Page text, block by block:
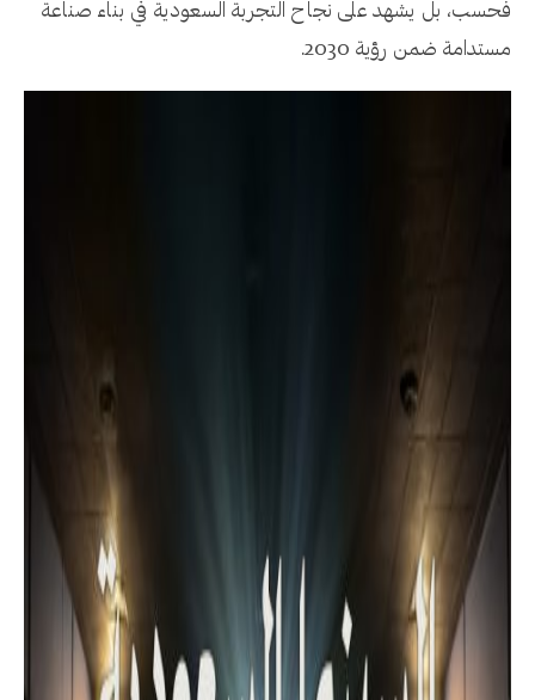
فحسب، بل يشهد على نجاح التجربة السعودية في بناء صناعة
مستدامة ضمن رؤية 2030.